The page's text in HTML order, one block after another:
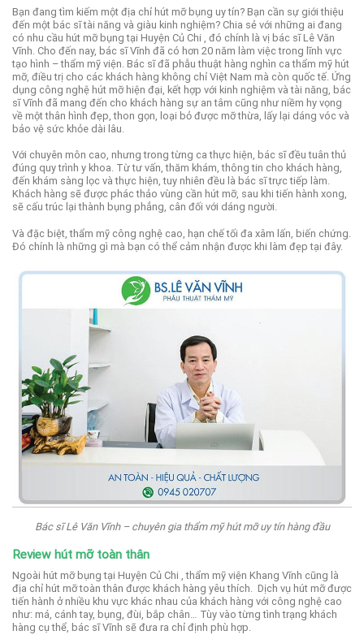
Bạn đang tìm kiếm một địa chỉ hút mỡ bụng uy tín? Bạn cần sự giới thiệu
đến một bác sĩ tài năng và giàu kinh nghiệm? Chia sẻ với những ai đang
có nhu cầu hút mỡ bụng tại Huyện Củ Chi , đó chính là vị bác sĩ Lê Văn
Vĩnh. Cho đến nay, bác sĩ Vĩnh đã có hơn 20 năm làm việc trong lĩnh vực
tạo hình – thẩm mỹ viện. Bác sĩ đã phẫu thuật hàng nghìn ca thẩm mỹ hút
mỡ, điều trị cho các khách hàng không chỉ Việt Nam mà còn quốc tế. Ứng
dụng công nghệ hút mỡ hiện đại, kết hợp với kinh nghiệm và tài năng, bác
sĩ Vĩnh đã mang đến cho khách hàng sự an tâm cũng như niềm hy vọng
về một thân hình đẹp, thon gọn, loại bỏ được mỡ thừa, lấy lại dáng vóc và
bảo vệ sức khỏe dài lâu.
Với chuyên môn cao, nhưng trong từng ca thực hiện, bác sĩ đều tuân thủ
đúng quy trình y khoa. Từ tư vấn, thăm khám, thông tin cho khách hàng,
đến khám sàng lọc và thực hiện, tuy nhiên đều là bác sĩ trực tiếp làm.
Khách hàng sẽ được phác thảo vùng cần hút mỡ, sau khi tiến hành xong,
sẽ cấu trúc lại thành bụng phẳng, cân đối với dáng người.
Và đặc biệt, thẩm mỹ công nghệ cao, hạn chế tối đa xâm lấn, biến chứng.
Đó chính là những gì mà bạn có thể cảm nhận được khi làm đẹp tại đây.
Bác sĩ Lê Văn Vĩnh – chuyên gia thẩm mỹ hút mỡ uy tín hàng đầu
Review hút mỡ toàn thân
Ngoài hút mỡ bụng tại Huyện Củ Chi , thẩm mỹ viện Khang Vĩnh cũng là
địa chỉ hút mỡ toàn thân được khách hàng yêu thích. Dịch vụ hút mỡ được
tiến hành ở nhiều khu vực khác nhau của khách hàng với công nghệ cao
như: má, cánh tay, bụng, đùi, bắp chân… Tùy vào từng tình trạng khách
hàng cụ thể, bác sĩ Vĩnh sẽ đưa ra chỉ định phù hợp.